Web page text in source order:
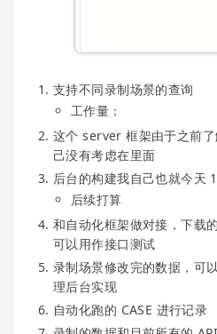
支持不同录制场景的查询
工作量：
这个 server 框架由于之前
己没有考虑在里面
后台的构建我自己也就今天
后续打算
和自动化框架做对接，下载
可以用作接口测试
录制场景修改完的数据，可
理后台实现
自动化跑的 CASE 进行记录